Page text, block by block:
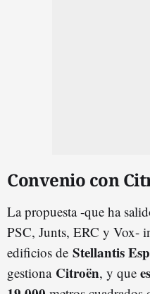
Convenio con
La propuesta -que ha
PSC, Junts, ERC y Vox-
edificios de Stellantis
gestiona Citroën, y que